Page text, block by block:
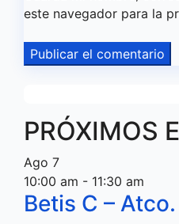
este navegador para la
PRÓXIMOS
Ago 7
10:00 am - 11:30 am
Betis C –